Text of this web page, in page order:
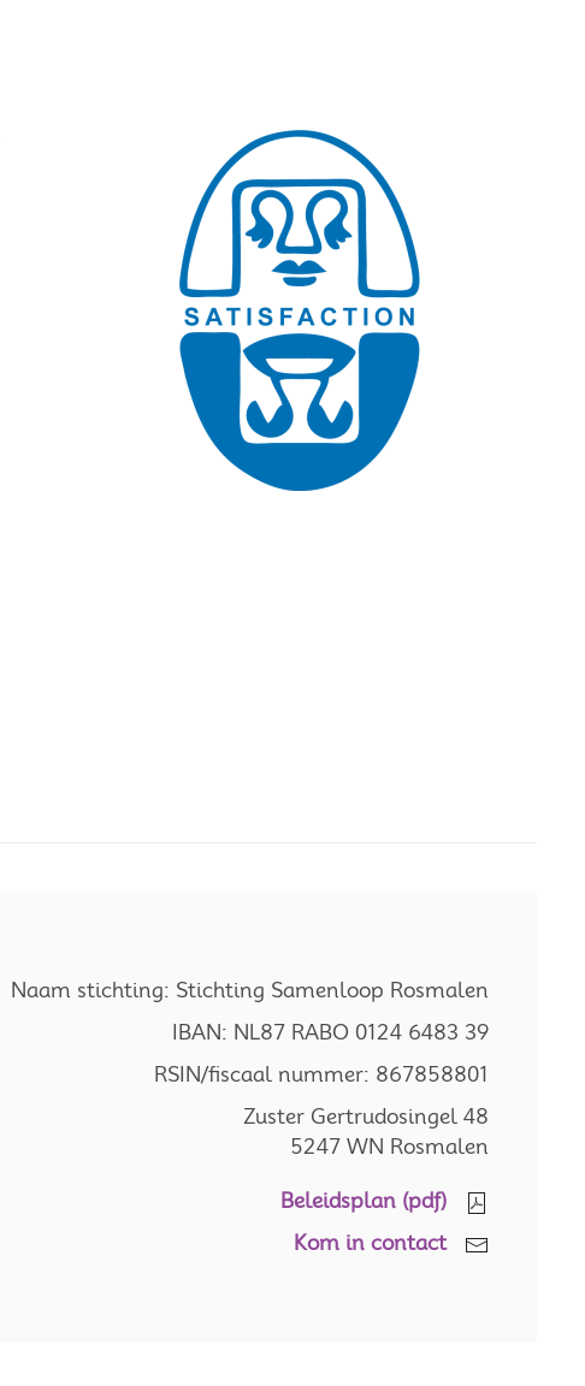
Naam stichting: Stichting Samenloop Rosmalen
IBAN: NL87 RABO 0124 6483 39
RSIN/fiscaal nummer: 867858801
Zuster Gertrudosingel 48
5247 WN Rosmalen
Beleidsplan (pdf)
Kom in contact